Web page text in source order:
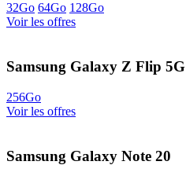
32Go 64Go 128Go
Voir les offres
Samsung Galaxy Z Flip 5G
256Go
Voir les offres
Samsung Galaxy Note 20